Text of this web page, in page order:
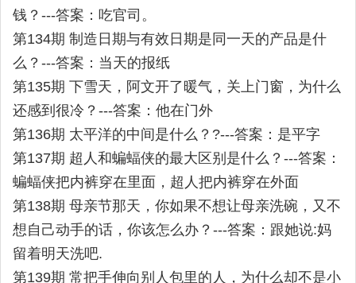
钱？---答案：吃官司。
第134期 制造日期与有效日期是同一天的产品是什
么？---答案：当天的报纸
第135期 下雪天，阿文开了暖气，关上门窗，为什么
还感到很冷？---答案：他在门外
第136期 太平洋的中间是什么？?---答案：是平字
第137期 超人和蝙蝠侠的最大区别是什么？---答案：
蝙蝠侠把内裤穿在里面，超人把内裤穿在外面
第138期 母亲节那天，你如果不想让母亲洗碗，又不
想自己动手的话，你该怎么办？---答案：跟她说:妈
留着明天洗吧.
第139期 常把手伸向别人包里的人，为什么却不是小